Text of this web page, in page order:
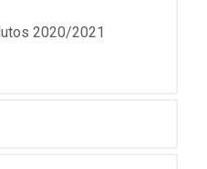
2020/2021